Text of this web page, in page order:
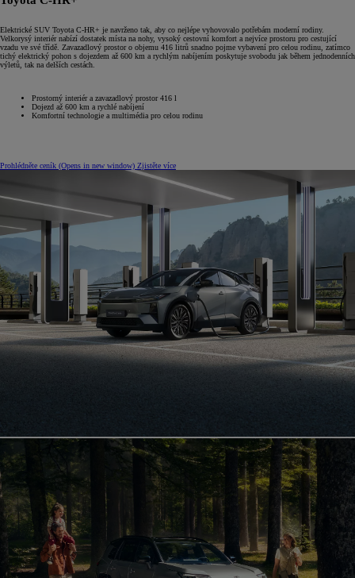
Elektrické SUV Toyota C-HR+ je navrženo tak, aby co nejlépe vyhovovalo potřebám moderní rodiny.
Velkorysý interiér nabízí dostatek místa na nohy, vysoký cestovní komfort a nejvíce prostoru pro cestující
vzadu ve své třídě. Zavazadlový prostor o objemu 416 litrů snadno pojme vybavení pro celou rodinu, zatímco
tichý elektrický pohon s dojezdem až 600 km a rychlým nabíjením poskytuje svobodu jak během jednodenních
výletů, tak na delších cestách.
Prostorný interiér a zavazadlový prostor 416 l
Dojezd až 600 km a rychlé nabíjení
Komfortní technologie a multimédia pro celou rodinu
Prohlédněte ceník (Opens in new window) Zjistěte více